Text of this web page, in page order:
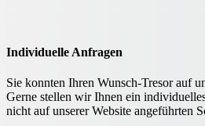
Individuelle Anfragen
Sie konnten Ihren Wunsch-Tresor auf
Gerne stellen wir Ihnen ein
nicht auf unserer Website angeführten